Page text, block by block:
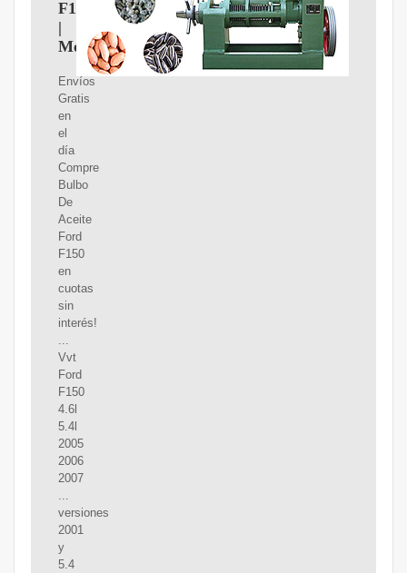
F150
|
MercadoLibre
Envíos
Gratis
en
el
día
Compre
Bulbo
De
Aceite
Ford
F150
en
cuotas
sin
interés!
...
Vvt
Ford
F150
4.6l
5.4l
2005
2006
2007
...
versiones
2001
y
5.4